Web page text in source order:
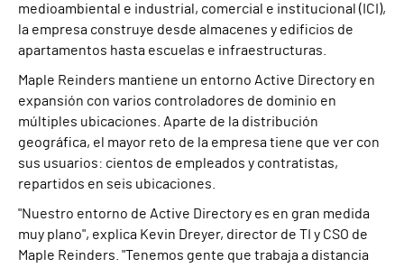
medioambiental e industrial, comercial e institucional (ICI),
la empresa construye desde almacenes y edificios de
apartamentos hasta escuelas e infraestructuras.
Maple Reinders mantiene un entorno Active Directory en
expansión con varios controladores de dominio en
múltiples ubicaciones. Aparte de la distribución
geográfica, el mayor reto de la empresa tiene que ver con
sus usuarios: cientos de empleados y contratistas,
repartidos en seis ubicaciones.
"Nuestro entorno de Active Directory es en gran medida
muy plano", explica Kevin Dreyer, director de TI y CSO de
Maple Reinders. "Tenemos gente que trabaja a distancia